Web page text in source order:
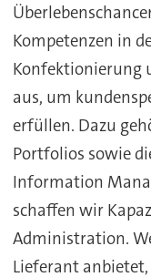
Kompetenzen in
Konfektionierung
aus, um
erfüllen. Dazu
Portfolios sowie
Information
schaffen wir
Administration.
Lieferant